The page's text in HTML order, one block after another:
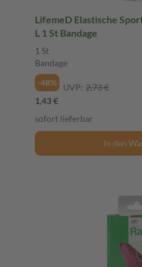
LifemeD Elastische
L 1 St Bandage
1 St
Bandage
-48%
UVP: 2,73 €
1,43 €
sofort lieferbar
In den